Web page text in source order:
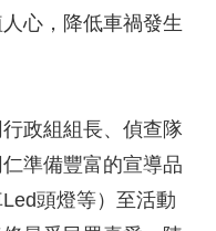
心，降低車禍發生
政組組長、偵查隊
準備豐富的宣導品
頭燈等）至活動